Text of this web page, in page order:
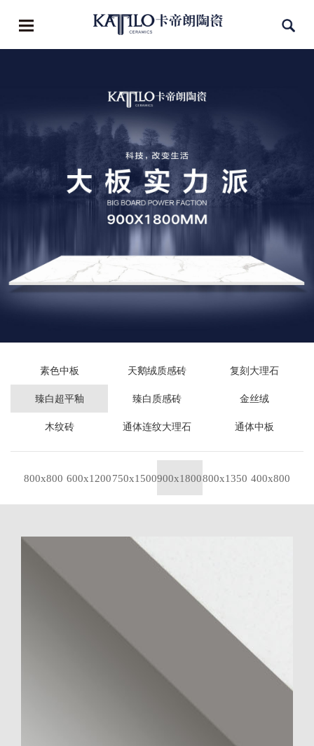
素色中板 天鹅绒质感砖 复刻大理石
臻白超平釉 臻白质感砖 金丝绒
木纹砖 通体连纹大理石 通体中板
800x800 600x1200750x1500900x1800800x1350 400x800